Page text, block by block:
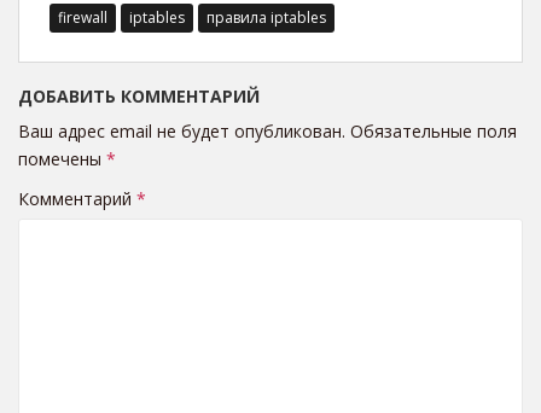
firewall iptables правила iptables
ДОБАВИТЬ КОММЕНТАРИЙ
Ваш адрес email не будет опубликован. Обязательные поля
помечены *
Комментарий *